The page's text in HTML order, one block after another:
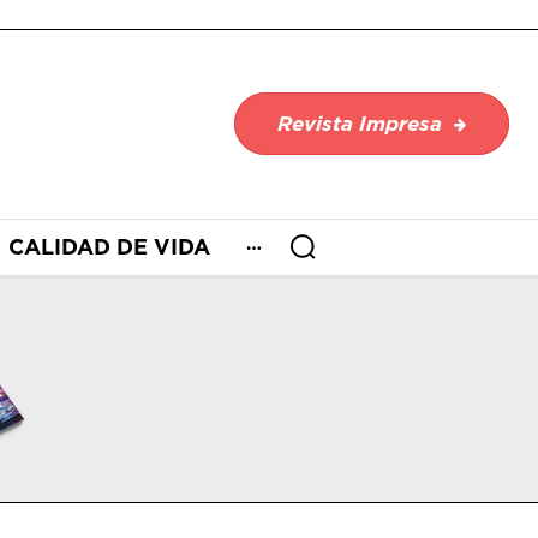
Revista Impresa
CALIDAD DE VIDA